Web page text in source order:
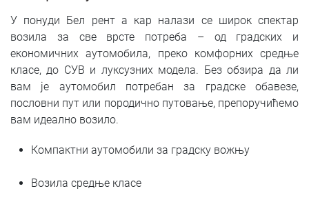
У понуди Бел рент а кар налази се широк спектар
возила за све врсте потреба – од градских и
економичних аутомобила, преко комфорних средње
класе, до СУВ и луксузних модела. Без обзира да ли
вам је аутомобил потребан за градске обавезе,
пословни пут или породично путовање, препоручићемо
вам идеално возило.
Компактни аутомобили за градску вожњу
Возила средње класе